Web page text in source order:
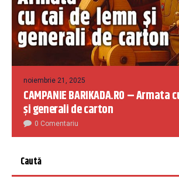
noiembrie 21, 2025
CAMPANIE BARIKADA.RO – Armata
și generali de carton
0 Comentariu